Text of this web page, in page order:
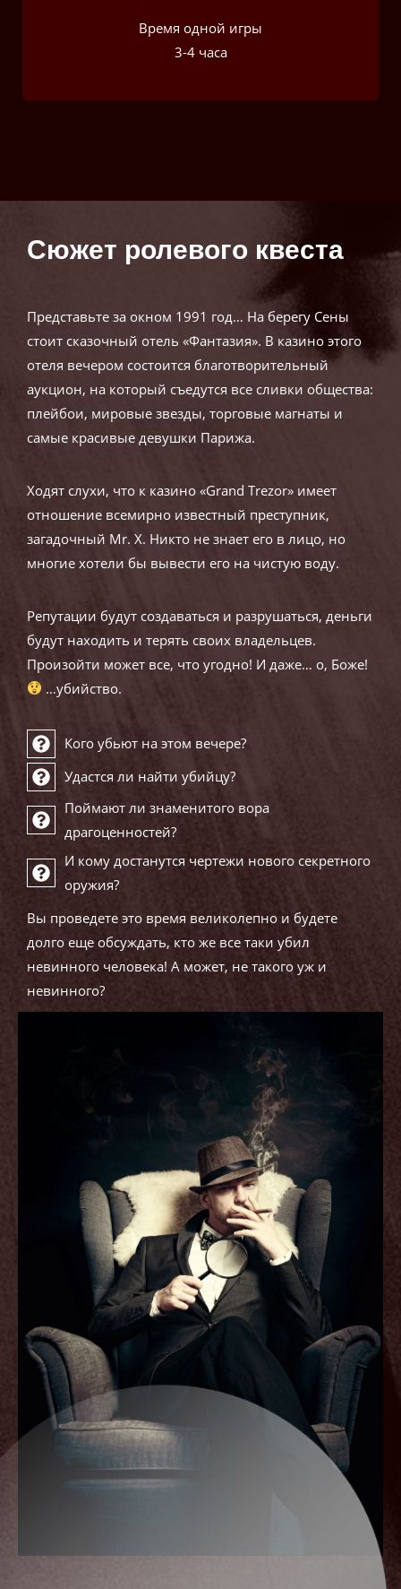
Время одной игры
3-4 часа
Сюжет ролевого квеста
Представьте за окном 1991 год… На берегу Сены
стоит сказочный отель «Фантазия». В казино этого
отеля вечером состоится благотворительный
аукцион, на который съедутся все сливки общества:
плейбои, мировые звезды, торговые магнаты и
самые красивые девушки Парижа.
Ходят слухи, что к казино «Grand Trezor» имеет
отношение всемирно известный преступник,
загадочный Mr. X. Никто не знает его в лицо, но
многие хотели бы вывести его на чистую воду.
Репутации будут создаваться и разрушаться, деньги
будут находить и терять своих владельцев.
Произойти может все, что угодно! И даже… о, Боже!
…убийство.
Кого убьют на этом вечере?
Удастся ли найти убийцу?
Поймают ли знаменитого вора
драгоценностей?
И кому достанутся чертежи нового секретного
оружия?
Вы проведете это время великолепно и будете
долго еще обсуждать, кто же все таки убил
невинного человека! А может, не такого уж и
невинного?